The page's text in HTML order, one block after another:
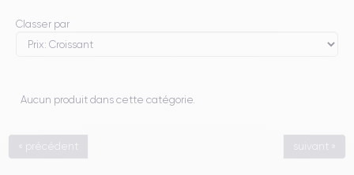
Classer par
Aucun produit dans cette catégorie.
« précédent suivant »